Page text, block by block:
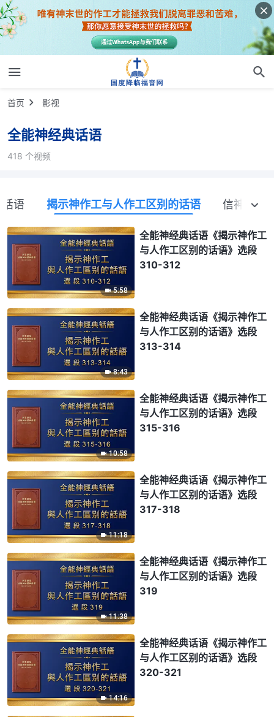
首页 影视
全能神经典话语
418 个视频
语 揭示神作工与人作工区别的话语 信神怎样
5:58
全能神经典话语《揭示神作工
与人作工区别的话语》选段
310-312
8:43
全能神经典话语《揭示神作工
与人作工区别的话语》选段
313-314
10:58
全能神经典话语《揭示神作工
与人作工区别的话语》选段
315-316
11:18
全能神经典话语《揭示神作工
与人作工区别的话语》选段
317-318
11:38
全能神经典话语《揭示神作工
与人作工区别的话语》选段
319
14:16
全能神经典话语《揭示神作工
与人作工区别的话语》选段
320-321